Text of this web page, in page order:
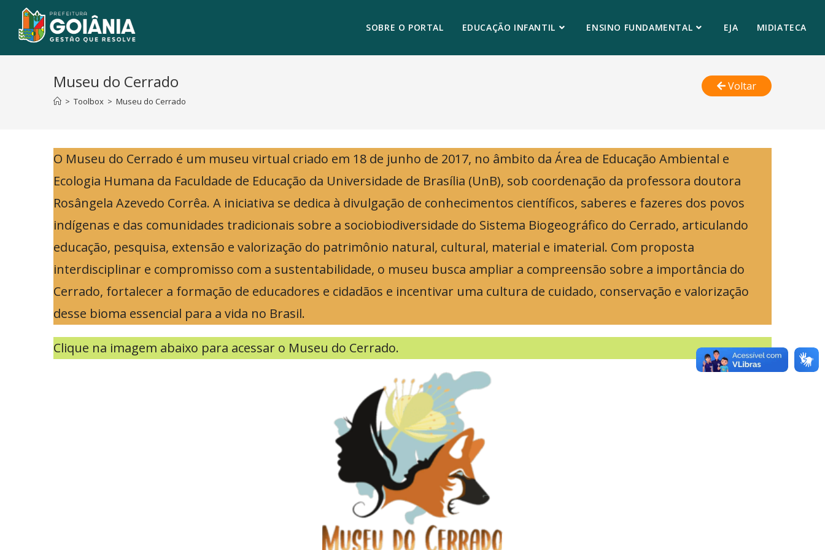
SOBRE O PORTAL EDUCAÇÃO INFANTIL ENSINO FUNDAMENTAL EJA MIDIATECA
Museu do Cerrado
> Toolbox > Museu do Cerrado
Voltar
O Museu do Cerrado é um museu virtual criado em 18 de junho de 2017, no âmbito da Área de Educação Ambiental e
Ecologia Humana da Faculdade de Educação da Universidade de Brasília (UnB), sob coordenação da professora doutora
Rosângela Azevedo Corrêa. A iniciativa se dedica à divulgação de conhecimentos científicos, saberes e fazeres dos povos
indígenas e das comunidades tradicionais sobre a sociobiodiversidade do Sistema Biogeográfico do Cerrado, articulando
educação, pesquisa, extensão e valorização do patrimônio natural, cultural, material e imaterial. Com proposta
interdisciplinar e compromisso com a sustentabilidade, o museu busca ampliar a compreensão sobre a importância do
Cerrado, fortalecer a formação de educadores e cidadãos e incentivar uma cultura de cuidado, conservação e valorização
desse bioma essencial para a vida no Brasil.
Clique na imagem abaixo para acessar o Museu do Cerrado.